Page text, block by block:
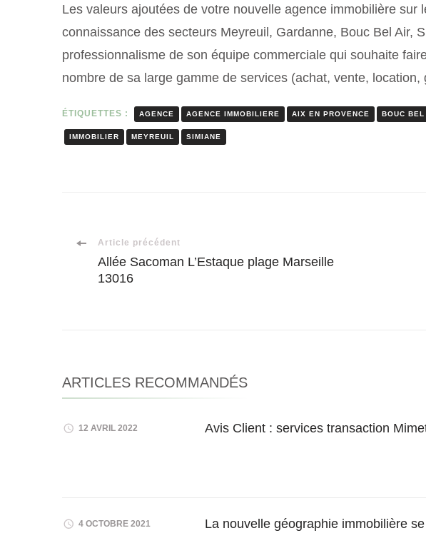
Les valeurs ajoutées de votre nouvelle agence immobilière sur
connaissance des secteurs Meyreuil, Gardanne, Bouc Bel Air,
professionnalisme de son équipe commerciale qui souhaite
nombre de sa large gamme de services (achat, vente,
ÉTIQUETTES : AGENCE AGENCE IMMOBILIERE AIX EN PROVENCE BOUC BEL
IMMOBILIER MEYREUIL SIMIANE
Navigation
d'article
Article précédent
Allée Sacoman L’Estaque plage Marseille
13016
ARTICLES RECOMMANDÉS
12 AVRIL 2022 Avis Client : services transaction
4 OCTOBRE 2021 La nouvelle géographie immobilière